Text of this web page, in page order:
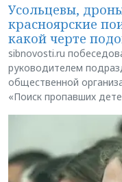
Усольцевы,
красноярские
какой черте
sibnovosti.ru
руководителем
общественной
«Поиск пропавших